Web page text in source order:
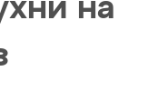
на